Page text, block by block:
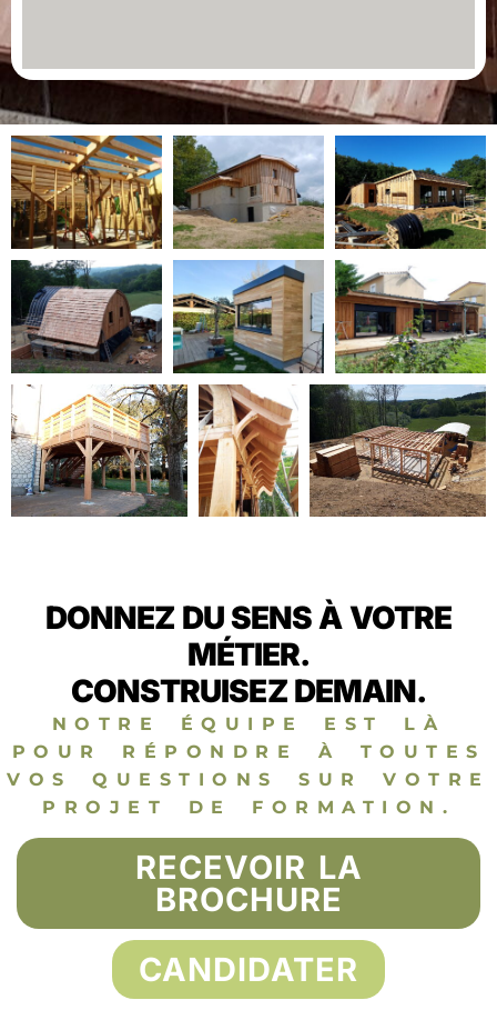
DONNEZ DU SENS À VOTRE
MÉTIER.
CONSTRUISEZ DEMAIN.
NOTRE ÉQUIPE EST LÀ
POUR RÉPONDRE À TOUTES
VOS QUESTIONS SUR VOTRE
PROJET DE FORMATION.
RECEVOIR LA
BROCHURE
CANDIDATER